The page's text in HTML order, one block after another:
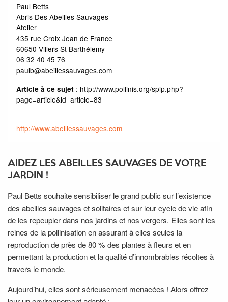
Paul Betts
Abris Des Abeilles Sauvages
Atelier
435 rue Croix Jean de France
60650 Villers St Barthélemy
06 32 40 45 76
paulb@abeillessauvages.com
Article à ce sujet : http://www.pollinis.org/spip.php?
page=article&id_article=83
http://www.abeillessauvages.com
AIDEZ LES ABEILLES SAUVAGES DE VOTRE
JARDIN !
Paul Betts souhaite sensibiliser le grand public sur l’existence
des abeilles sauvages et solitaires et sur leur cycle de vie afin
de les repeupler dans nos jardins et nos vergers. Elles sont les
reines de la pollinisation en assurant à elles seules la
reproduction de près de 80 % des plantes à fleurs et en
permettant la production et la qualité d’innombrables récoltes à
travers le monde.
Aujourd’hui, elles sont sérieusement menacées ! Alors offrez